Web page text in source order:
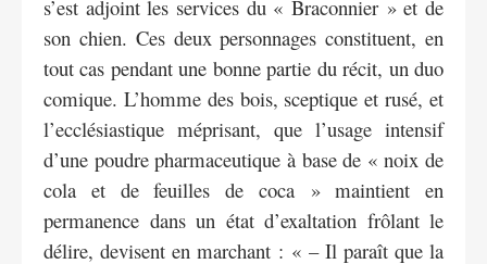
s’est adjoint les services du « Braconnier » et de
son chien. Ces deux personnages constituent, en
tout cas pendant une bonne partie du récit, un duo
comique. L’homme des bois, sceptique et rusé, et
l’ecclésiastique méprisant, que l’usage intensif
d’une poudre pharmaceutique à base de « noix de
cola et de feuilles de coca » maintient en
permanence dans un état d’exaltation frôlant le
délire, devisent en marchant : « – Il paraît que la